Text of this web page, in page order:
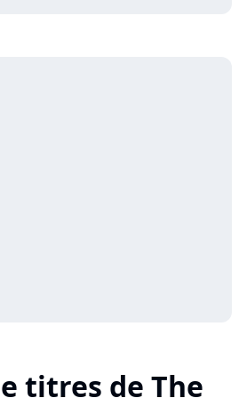
titres de The